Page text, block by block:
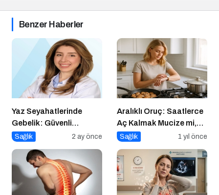
Benzer Haberler
Yaz Seyahatlerinde
Gebelik: Güvenli
Yolculuk İçin 7 Altın
Sağlık 2 ay önce
Aralıklı Oruç: Saatlerce
Aç Kalmak Mucize mi,
Geçici Bir Trend Mi?
Sağlık 1 yıl önce